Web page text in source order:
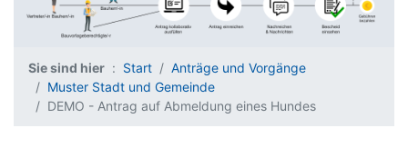
Sie sind hier Start
Anträge und Vorgänge
Muster Stadt und Gemeinde
DEMO - Antrag auf Abmeldung eines Hundes